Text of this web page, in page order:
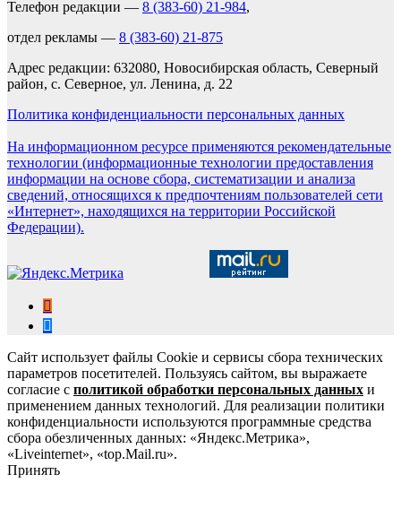
Телефон редакции — 8 (383-60) 21-984,
отдел рекламы — 8 (383-60) 21-875
Адрес редакции: 632080, Новосибирская область, Северный
район, с. Северное, ул. Ленина, д. 22
Политика конфиденциальности персональных данных
На информационном ресурсе применяются рекомендательные
технологии (информационные технологии предоставления
информации на основе сбора, систематизации и анализа
сведений, относящихся к предпочтениям пользователей сети
«Интернет», находящихся на территории Российской
Федерации).
Сайт использует файлы Cookie и сервисы сбора технических
параметров посетителей. Пользуясь сайтом, вы выражаете
согласие с политикой обработки персональных данных и
применением данных технологий. Для реализации политики
конфиденциальности используются программные средства
сбора обезличенных данных: «Яндекс.Метрика»,
«Liveinternet», «top.Mail.ru».
Принять